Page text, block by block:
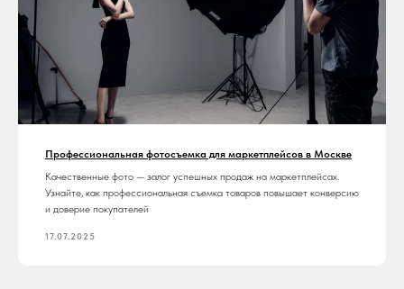
Профессиональная фотосъемка для маркетплейсов в Москве
Качественные фото — залог успешных продаж на маркетплейсах.
Узнайте, как профессиональная съемка товаров повышает конверсию
и доверие покупателей
17.07.2025